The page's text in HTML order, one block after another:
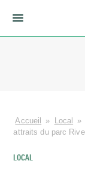
Accueil » Local »
attraits du parc
LOCAL